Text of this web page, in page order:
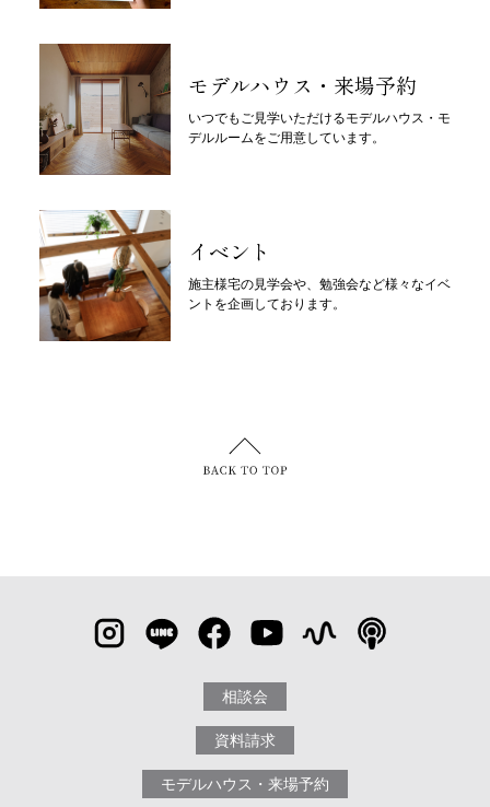
モデルハウス・来場予約
いつでもご見学いただけるモデルハウス・モ
デルルームをご用意しています。
イベント
施主様宅の見学会や、勉強会など様々なイベ
ントを企画しております。
相談会
資料請求
モデルハウス・来場予約